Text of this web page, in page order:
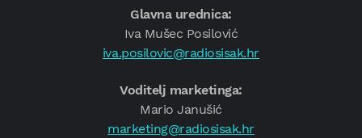
Glavna urednica:
Iva Mušec Posilović
iva.posilovic@radiosisak.hr
Voditelj marketinga:
Mario Janušić
marketing@radiosisak.hr